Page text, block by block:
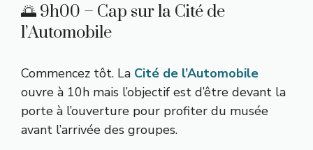
🌅 9h00 – Cap sur la Cité de
l’Automobile
Commencez tôt. La Cité de l’Automobile
ouvre à 10h mais l’objectif est d’être devant la
porte à l’ouverture pour profiter du musée
avant l’arrivée des groupes.